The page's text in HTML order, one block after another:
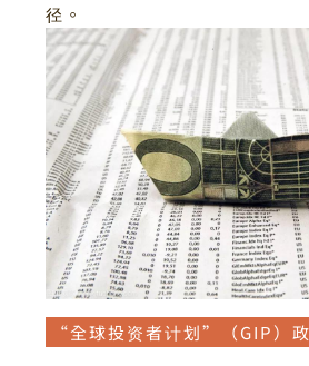
径。
“全球投资者计划”（GIP）